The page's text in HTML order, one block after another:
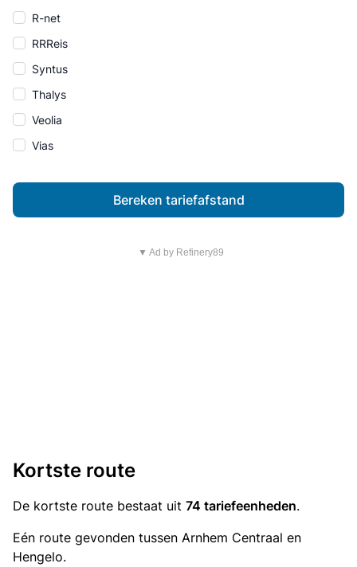
R-net
RRReis
Syntus
Thalys
Veolia
Vias
Bereken tariefafstand
▼ Ad by Refinery89
Kortste route
De kortste route bestaat uit 74 tariefeenheden.
Eén route gevonden tussen Arnhem Centraal en
Hengelo.